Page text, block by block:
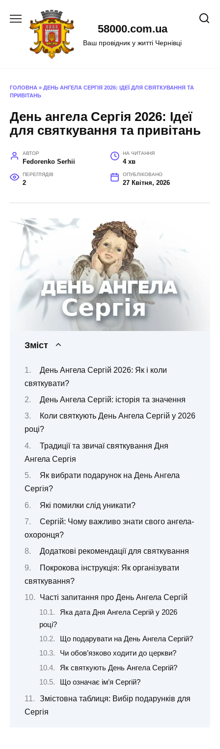
58000.com.ua
Ваш провідник у житті Чернівці
ГОЛОВНА » ДЕНЬ АНГЕЛА СЕРГІЯ 2026: ІДЕЇ ДЛЯ СВЯТКУВАННЯ ТА
ПРИВІТАНЬ
День ангела Сергія 2026: Ідеї
для святкування та привітань
АВТОР
Fedorenko Serhii
НА ЧИТАННЯ
4 хв
ПЕРЕГЛЯДІВ
2
ОПУБЛІКОВАНО
27 Квітня, 2026
Зміст
День Ангела Сергій 2026: Як і коли
святкувати?
День Ангела Сергій: історія та значення
Коли святкують День Ангела Сергій у 2026
році?
Традиції та звичаї святкування Дня
Ангела Сергія
Як вибрати подарунок на День Ангела
Сергія?
Які помилки слід уникати?
Сергій: Чому важливо знати свого ангела-
охоронця?
Додаткові рекомендації для святкування
Покрокова інструкція: Як організувати
святкування?
Часті запитання про День Ангела Сергій
Яка дата Дня Ангела Сергій у 2026
році?
Що подарувати на День Ангела Сергій?
Чи обов’язково ходити до церкви?
Як святкують День Ангела Сергій?
Що означає ім’я Сергій?
Змістовна таблиця: Вибір подарунків для
Сергія